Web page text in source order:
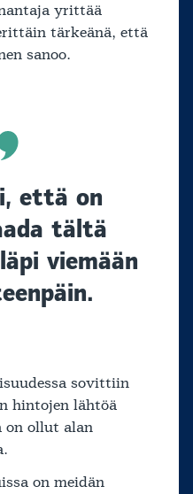
yrittää
tärkeänä, että
sanoo.
että on
tältä
viemään
sovittiin
hintojen lähtöä
on ollut alan
on meidän